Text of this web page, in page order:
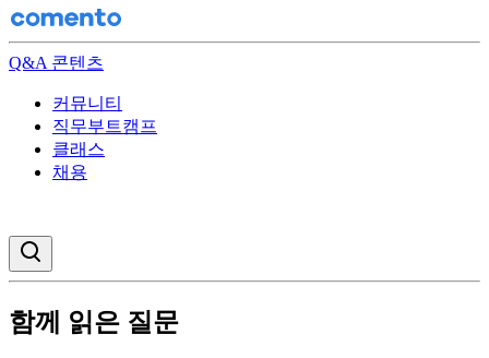
Q&A 콘텐츠
커뮤니티
직무부트캠프
클래스
채용
함께 읽은 질문